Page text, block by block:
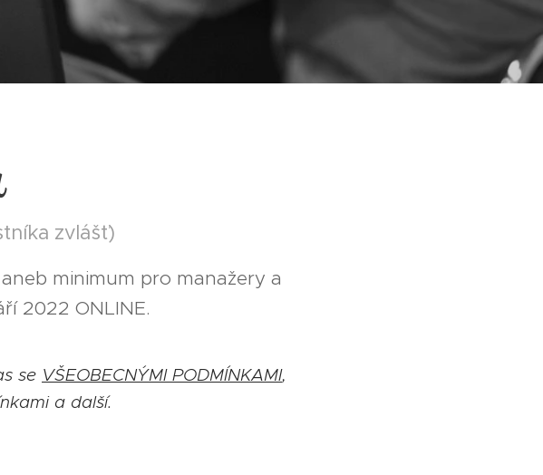
zvlášť)
minimum pro manažery a
2022 ONLINE.
se VŠEOBECNÝMI PODMÍNKAMI,
a další.